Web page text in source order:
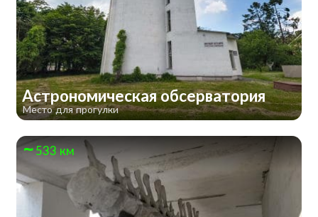
Астрономическая обсерватория
Место для прогулки
533 км